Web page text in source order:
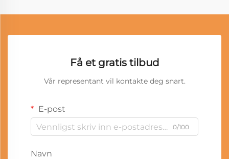
Få et gratis tilbud
Vår representant vil kontakte deg snart.
E-post
0/100
Navn